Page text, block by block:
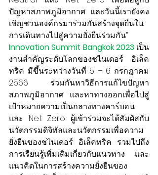
ปัญหาสภาพภูมิอากาศ และวันนี้เรายังคง
เชิญชวนองค์กรมาร่วมกันสร้างจุดยืนใน
การเดินทางไปสู่ความยั่งยืนร่วมกัน”
Innovation Summit Bangkok 2023 เป็น
งานสำคัญระดับโลกของชไนเดอร์ อิเล็ค
ทริค มีขึ้นระหว่างวันที่ 5 – 6 กรกฎาคม
2566  ร่วมกันหาวิธีการแก้ไขปัญหา
สภาพภูมิอากาศ และหาทางออกเพื่อไปสู่
เป้าหมายความเป็นกลางทางคาร์บอน
และ Net Zero ผู้เข้าร่วมจะได้สัมผัสกับ
นวัตกรรมดิจิทัลและนวัตกรรมเพื่อความ
ยั่งยืนของชไนเดอร์ อิเล็คทริค รวมไปถึง
การเรียนรู้เพิ่มเติมเกี่ยวกับแนวทาง และ
แนวคิดในการสร้างความยั่งยืนของ